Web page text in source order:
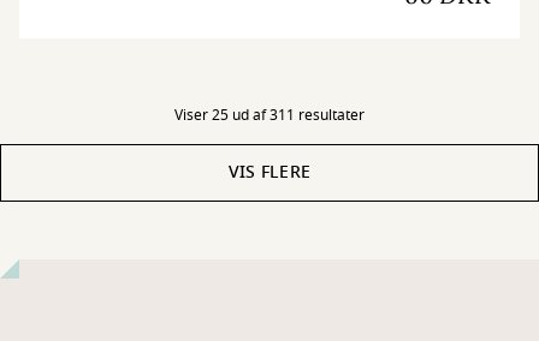
Viser 25 ud af 311 resultater
VIS FLERE